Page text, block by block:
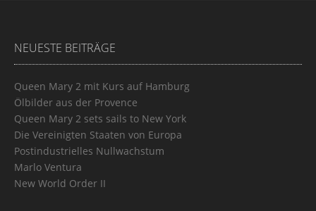
NEUESTE BEITRÄGE
Queen Mary 2 mit Kurs auf Hamburg
Ölbilder aus der Provence
Queen Mary 2 sets sails to New York
Die Vereinigten Staaten von Europa
Postindustrielles Nullwachstum
Marlo Ventura
New World Order II